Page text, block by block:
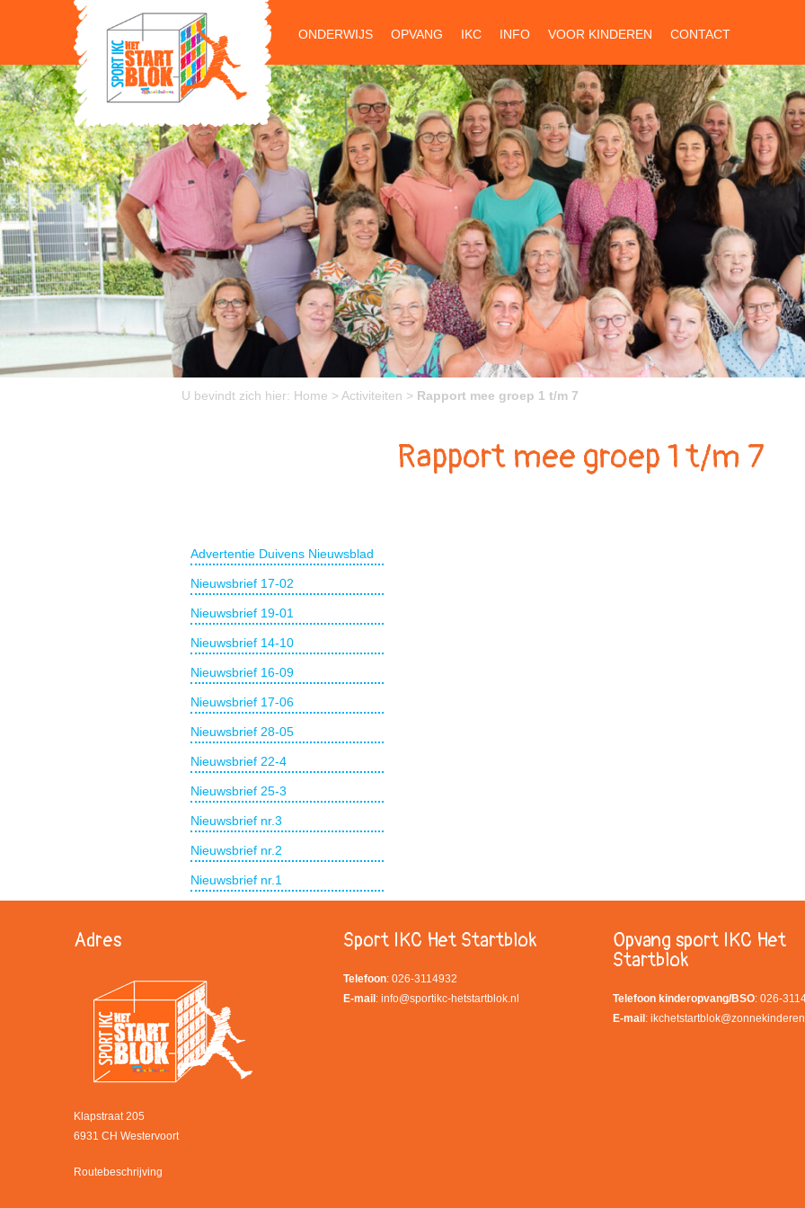
ONDERWIJS OPVANG IKC INFO VOOR KINDEREN CONTACT
U bevindt zich hier: Home > Activiteiten > Rapport mee groep 1 t/m 7
Rapport mee groep 1 t/m 7
Advertentie Duivens Nieuwsblad
Nieuwsbrief 17-02
Nieuwsbrief 19-01
Nieuwsbrief 14-10
Nieuwsbrief 16-09
Nieuwsbrief 17-06
Nieuwsbrief 28-05
Nieuwsbrief 22-4
Nieuwsbrief 25-3
Nieuwsbrief nr.3
Nieuwsbrief nr.2
Nieuwsbrief nr.1
Adres
Klapstraat 205
6931 CH Westervoort
Routebeschrijving
Sport IKC Het Startblok
Telefoon: 026-3114932
E-mail : info@sportikc-hetstartblok.nl
Opvang sport IKC Het
Startblok
Telefoon kinderopvang/BSO: 026-
E-mail :